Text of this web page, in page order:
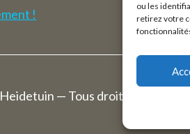
ou les
retirez votre
!
— Tous droits réservés